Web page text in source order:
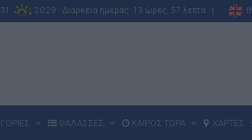
20:29 - Διάρκεια ημέρας: 13 ώρες, 57 λεπτά |
ΘΑΛΑΣΣΕΣ ΚΑΙΡΟΣ ΤΩΡΑ ΧΑΡΤΕΣ